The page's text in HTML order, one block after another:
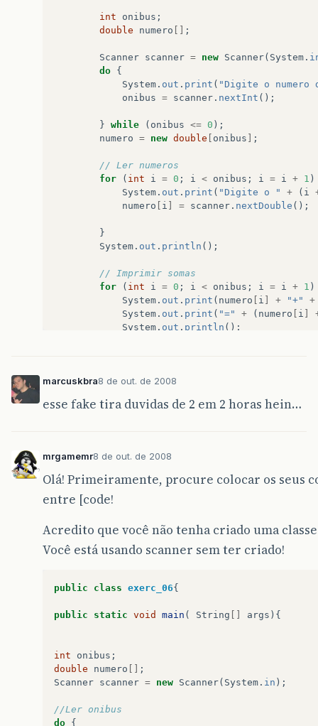
int onibus ;
double
numero ;
Scanner scanner = new Scanner( System .
do {
System . out . print ( "Digite o numero
onibus = scanner . nextInt ();
} while ( onibus <= 0 );
numero = new double onibus ;
// Ler numeros
for
( int i = 0 ; i < onibus ; i = i + 1 )
System . out . print ( "Digite o " + ( i
numero
i = scanner . nextDouble ();
}
System . out . println ();
// Imprimir somas
for
( int i = 0 ; i < onibus ; i = i + 1 )
System . out . print ( numero i + "+"
+
System . out . print ( "=" + ( numero i
System . out . println ();
marcuskbra8 de out. de 2008
esse fake tira duvidas de 2 em 2 horas hein…
mrgamemr8 de out. de 2008
Olá! Primeiramente, procure colocar os seus
entre [code!
Acredito que você não tenha criado uma
Você está usando scanner sem ter criado!
public class exerc_06{
public static void main ( String args ){
int onibus ;
double
numero
;
Scanner scanner = new Scanner( System . in );
//Ler onibus
do {